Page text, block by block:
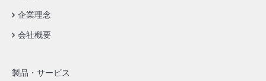
企業理念
会社概要
製品・サービス